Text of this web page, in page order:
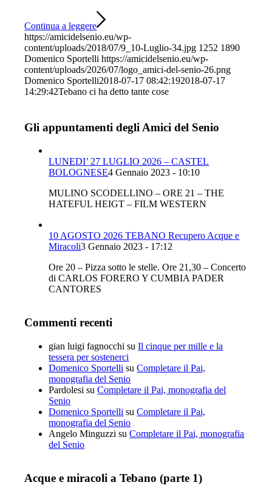
Continua a leggere
https://amicidelsenio.eu/wp-
content/uploads/2018/07/9_10-Luglio-34.jpg 1252 1890
Domenico Sportelli https://amicidelsenio.eu/wp-
content/uploads/2026/07/logo_amici-del-senio-26.png
Domenico Sportelli2018-07-17 08:42:192018-07-17
14:29:42Tebano ci ha detto tante cose
Gli appuntamenti degli Amici del Senio
LUNEDI’ 27 LUGLIO 2026 – CASTEL
BOLOGNESE4 Gennaio 2023 - 10:10
MULINO SCODELLINO – ORE 21 – THE
HATEFUL HEIGT – FILM WESTERN
10 AGOSTO 2026 TEBANO Recupero Acque e
Miracoli3 Gennaio 2023 - 17:12
Ore 20 – Pizza sotto le stelle. Ore 21,30 – Concerto
di CARLOS FORERO Y CUMBIA PADER
CANTORES
Commenti recenti
gian luigi fagnocchi suIl cinque per mille e la
tessera per sostenerci
Domenico Sportelli suCompletare il Pai,
monografia del Senio
Pardolesi suCompletare il Pai, monografia del
Senio
Domenico Sportelli suCompletare il Pai,
monografia del Senio
Angelo Minguzzi suCompletare il Pai, monografia
del Senio
Acque e miracoli a Tebano (parte 1)